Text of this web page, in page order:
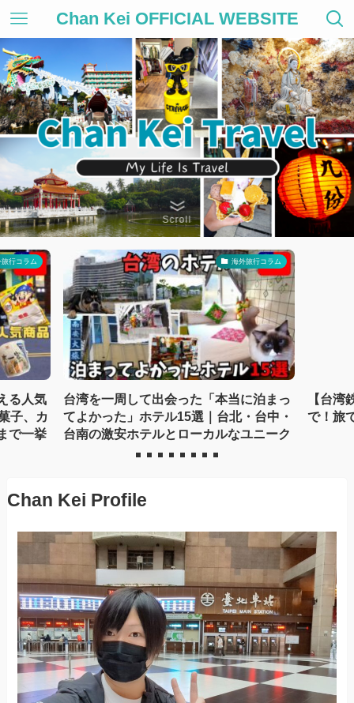
Chan Kei OFFICIAL WEBSITE
Scroll
行コラム
る人気
子、カ
で一挙
海外旅行コラム
台湾を一周して出会った「本当に泊まっ
てよかった」ホテル15選｜台北・台中・
台南の激安ホテルとローカルなユニーク
【台湾
で！旅
Chan Kei Profile